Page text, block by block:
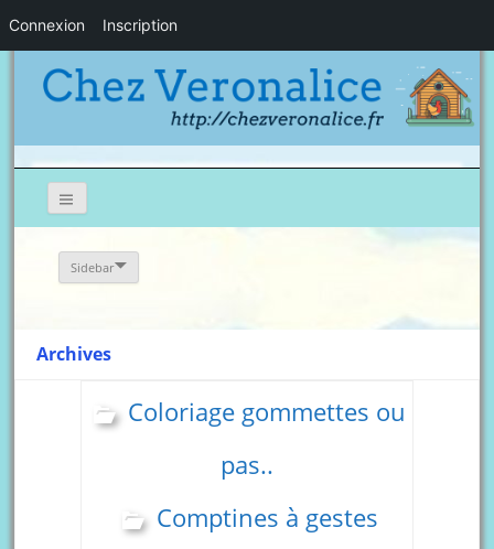
Sidebar
Archives
Coloriage gommettes ou
pas..
Comptines à gestes
Connexion Inscription